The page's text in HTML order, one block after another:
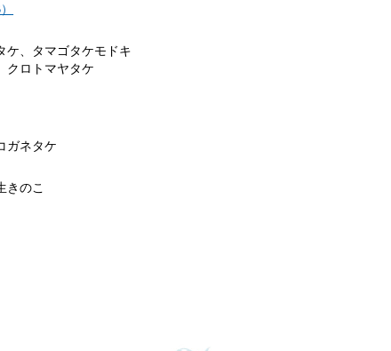
ケ、タマゴタケモドキ
クロトマヤタケ
ガネタケ
きのこ